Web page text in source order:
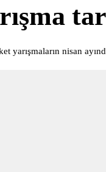
yarışmaların nisan